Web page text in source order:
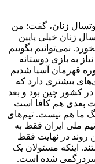
زنان، گفت: من
زنان خیلی پایین
نمی‌توانیم بگوییم
به بازی دوستانه
قهرمان آسیا شدیم
بیشتری دارد که
کشور چین بود و بعد
بعدی هم کافا است
ما هم نیست. تیم‌های
ملی ایران فقط به
روند در نهایت فقط
اینکه مسئولان یک
سردرگمی شده است.